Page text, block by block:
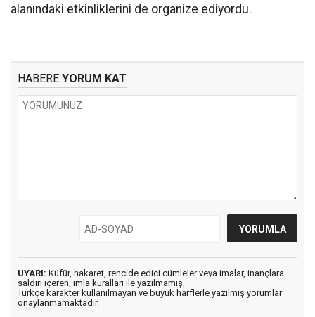
alanındaki etkinliklerini de organize ediyordu.
HABERE YORUM KAT
UYARI: Küfür, hakaret, rencide edici cümleler veya imalar, inançlara
saldırı içeren, imla kuralları ile yazılmamış,
Türkçe karakter kullanılmayan ve büyük harflerle yazılmış yorumlar
onaylanmamaktadır.